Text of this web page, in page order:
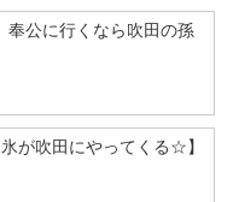
公に行くなら吹田の孫
が吹田にやってくる☆】